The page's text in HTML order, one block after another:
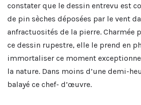
constater que le dessin entrevu est
de pin sèches déposées par le vent
anfractuosités de la pierre. Charmée
ce dessin rupestre, elle le prend en
immortaliser ce moment
la nature. Dans moins d’une demi-
balayé ce chef- d’œuvre.